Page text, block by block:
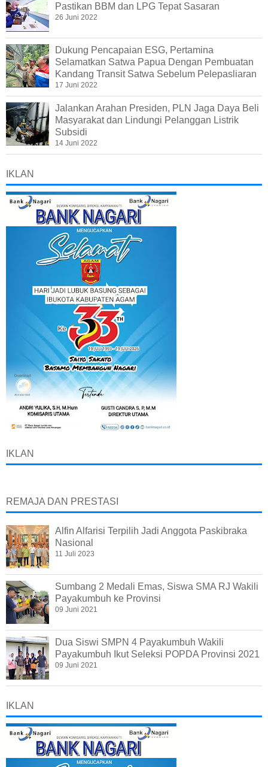
Pastikan BBM dan LPG Tepat Sasaran
26 Juni 2022
Dukung Pencapaian ESG, Pertamina
Selamatkan Satwa Papua Dengan Pembuatan
Kandang Transit Satwa Sebelum Pelepasliaran
17 Juni 2022
Jalankan Arahan Presiden, PLN Jaga Daya Beli
Masyarakat dan Lindungi Pelanggan Listrik
Subsidi
14 Juni 2022
IKLAN
IKLAN
REMAJA DAN PRESTASI
Alfin Alfarisi Terpilih Jadi Anggota Paskibraka
Nasional
11 Juli 2023
Sumbang 2 Medali Emas, Siswa SMA RJ Wakili
Payakumbuh ke Provinsi
09 Juni 2021
Dua Siswi SMPN 4 Payakumbuh Wakili
Payakumbuh Ikut Seleksi POPDA Provinsi 2021
09 Juni 2021
IKLAN